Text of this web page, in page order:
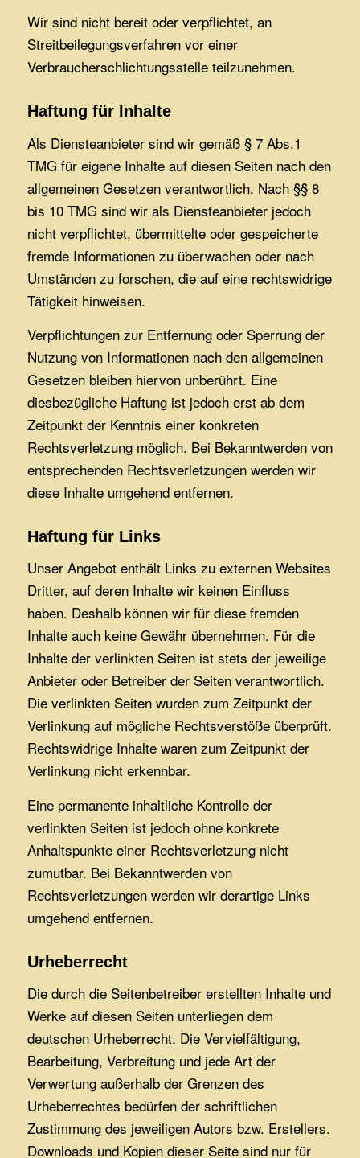
Wir sind nicht bereit oder verpflichtet, an
Streitbeilegungsverfahren vor einer
Verbraucherschlichtungsstelle teilzunehmen.
Haftung für Inhalte
Als Diensteanbieter sind wir gemäß § 7 Abs.1
TMG für eigene Inhalte auf diesen Seiten nach den
allgemeinen Gesetzen verantwortlich. Nach §§ 8
bis 10 TMG sind wir als Diensteanbieter jedoch
nicht verpflichtet, übermittelte oder gespeicherte
fremde Informationen zu überwachen oder nach
Umständen zu forschen, die auf eine rechtswidrige
Tätigkeit hinweisen.
Verpflichtungen zur Entfernung oder Sperrung der
Nutzung von Informationen nach den allgemeinen
Gesetzen bleiben hiervon unberührt. Eine
diesbezügliche Haftung ist jedoch erst ab dem
Zeitpunkt der Kenntnis einer konkreten
Rechtsverletzung möglich. Bei Bekanntwerden von
entsprechenden Rechtsverletzungen werden wir
diese Inhalte umgehend entfernen.
Haftung für Links
Unser Angebot enthält Links zu externen Websites
Dritter, auf deren Inhalte wir keinen Einfluss
haben. Deshalb können wir für diese fremden
Inhalte auch keine Gewähr übernehmen. Für die
Inhalte der verlinkten Seiten ist stets der jeweilige
Anbieter oder Betreiber der Seiten verantwortlich.
Die verlinkten Seiten wurden zum Zeitpunkt der
Verlinkung auf mögliche Rechtsverstöße überprüft.
Rechtswidrige Inhalte waren zum Zeitpunkt der
Verlinkung nicht erkennbar.
Eine permanente inhaltliche Kontrolle der
verlinkten Seiten ist jedoch ohne konkrete
Anhaltspunkte einer Rechtsverletzung nicht
zumutbar. Bei Bekanntwerden von
Rechtsverletzungen werden wir derartige Links
umgehend entfernen.
Urheberrecht
Die durch die Seitenbetreiber erstellten Inhalte und
Werke auf diesen Seiten unterliegen dem
deutschen Urheberrecht. Die Vervielfältigung,
Bearbeitung, Verbreitung und jede Art der
Verwertung außerhalb der Grenzen des
Urheberrechtes bedürfen der schriftlichen
Zustimmung des jeweiligen Autors bzw. Erstellers.
Downloads und Kopien dieser Seite sind nur für